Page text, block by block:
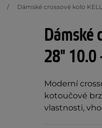
Dámské crossové kolo
Dámské
28" 10.0
Moderní
kotoučové
vlastnosti,